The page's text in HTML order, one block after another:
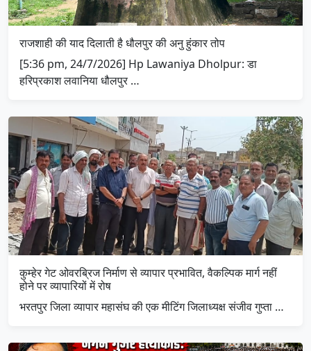
राजशाही की याद दिलाती है धौलपुर की अनु हुंकार तोप
[5:36 pm, 24/7/2026] Hp Lawaniya Dholpur: डा
हरिप्रकाश लवानिया धौलपुर …
कुम्हेर गेट ओवरब्रिज निर्माण से व्यापार प्रभावित, वैकल्पिक मार्ग नहीं
होने पर व्यापारियों में रोष
भरतपुर जिला व्यापार महासंघ की एक मीटिंग जिलाध्यक्ष संजीव गुप्ता …